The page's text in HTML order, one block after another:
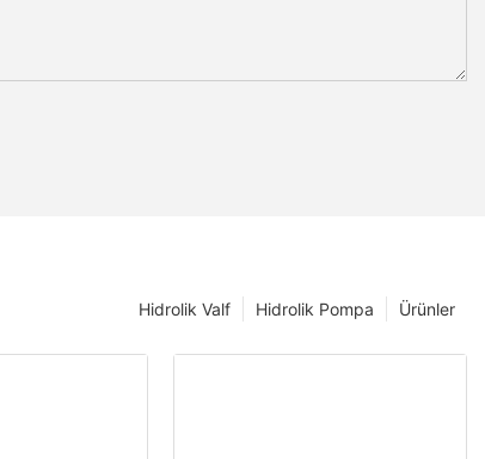
Ürünler
Hidrolik Pompa
Hidrolik Valf